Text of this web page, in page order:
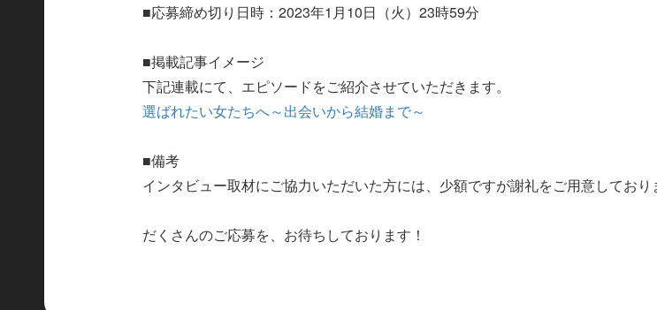
■応募締め切り日時：2023年1月10日（火）23時59分
■掲載記事イメージ
下記連載にて、エピソードをご紹介させていただきます。
選ばれたい女たちへ～出会いから結婚まで～
■備考
インタビュー取材にご協力いただいた方には、少額ですが謝礼をご用意しており
だくさんのご応募を、お待ちしております！